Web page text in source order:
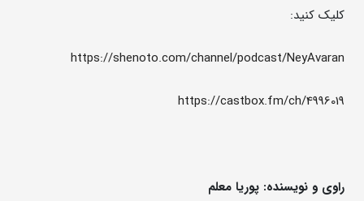
کلیک کنید:
https://shenoto.com/channel/podcast/NeyAvaran
https://castbox.fm/ch/4996019
راوی و نویسنده: پوریا معلم